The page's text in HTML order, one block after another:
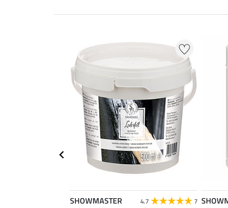
SHOWMASTER 4.7 7